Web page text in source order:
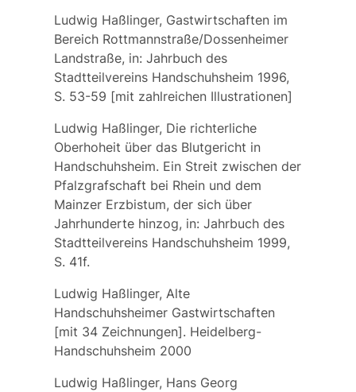
Ludwig Haßlinger, Gastwirtschaften im
Bereich Rottmannstraße/Dossenheimer
Landstraße, in: Jahrbuch des
Stadtteilvereins Handschuhsheim 1996,
S. 53-59 [mit zahlreichen Illustrationen]
Ludwig Haßlinger, Die richterliche
Oberhoheit über das Blutgericht in
Handschuhsheim. Ein Streit zwischen der
Pfalzgrafschaft bei Rhein und dem
Mainzer Erzbistum, der sich über
Jahrhunderte hinzog, in: Jahrbuch des
Stadtteilvereins Handschuhsheim 1999,
S. 41f.
Ludwig Haßlinger, Alte
Handschuhsheimer Gastwirtschaften
[mit 34 Zeichnungen]. Heidelberg-
Handschuhsheim 2000
Ludwig Haßlinger, Hans Georg